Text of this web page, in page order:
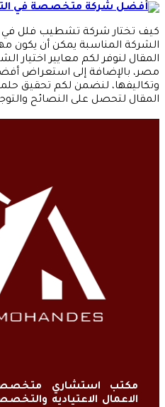
كيف تختار شركة تشطيب فلل في
الشركة المناسبة يمكن أن يكون
المقال لنوفر لكم معايير اختيار
مصر، بالإضافة إلى استعراض
وتكاليفها، لنضمن لكم تحقيق
المقال لتحصل على النصائح
مكتب استشاري
الاعمال الاعتياديه